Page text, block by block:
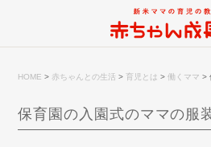
HOME > 赤ちゃんとの生活 >育児とは >働くママ >
保育園の入園式のママの服